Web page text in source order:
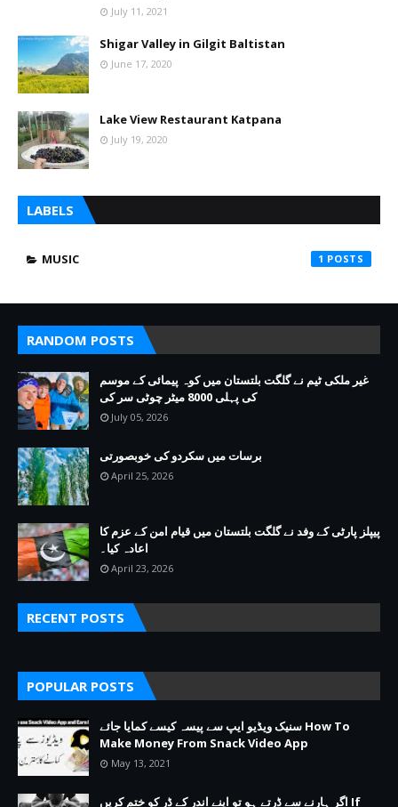
July 11, 2021
Shigar Valley in Gilgit Baltistan
June 17, 2020
Lake View Restaurant Katpana
July 19, 2020
LABELS
MUSIC 1
RANDOM POSTS
غیر ملکی ٹیم نے گلگت بلتستان میں کوہ پیمائی کے موسم
کی پہلی 8000 میٹر چوٹی سر کی
July 05, 2026
برسات میں سکردو کی خوبصورتی
April 25, 2026
پیپلز پارٹی کے وفد نے گلگت بلتستان میں قیام امن کے عزم کا
اعادہ کیا۔
April 23, 2026
RECENT POSTS
POPULAR POSTS
سنیک ویڈیو ایپ سے پیسہ کیسے کمایا جائے How To
Make Money From Snack Video App
May 13, 2021
اگر ہارنے سے ڈرتے ہو تو اپنے اندر کے ڈر کو ختم کریں If